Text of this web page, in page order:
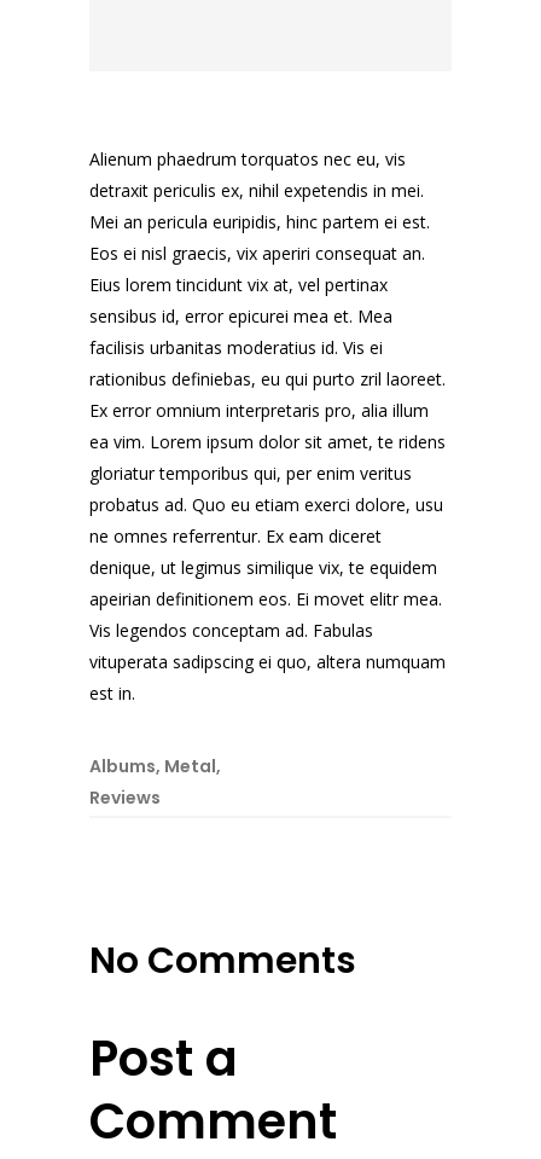
Alienum phaedrum torquatos nec eu, vis
detraxit periculis ex, nihil expetendis in mei.
Mei an pericula euripidis, hinc partem ei est.
Eos ei nisl graecis, vix aperiri consequat an.
Eius lorem tincidunt vix at, vel pertinax
sensibus id, error epicurei mea et. Mea
facilisis urbanitas moderatius id. Vis ei
rationibus definiebas, eu qui purto zril laoreet.
Ex error omnium interpretaris pro, alia illum
ea vim. Lorem ipsum dolor sit amet, te ridens
gloriatur temporibus qui, per enim veritus
probatus ad. Quo eu etiam exerci dolore, usu
ne omnes referrentur. Ex eam diceret
denique, ut legimus similique vix, te equidem
apeirian definitionem eos. Ei movet elitr mea.
Vis legendos conceptam ad. Fabulas
vituperata sadipscing ei quo, altera numquam
est in.
Albums, Metal,
Reviews
No Comments
Post a
Comment